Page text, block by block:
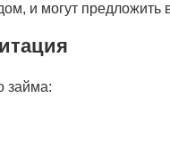
и могут предложить
займа: